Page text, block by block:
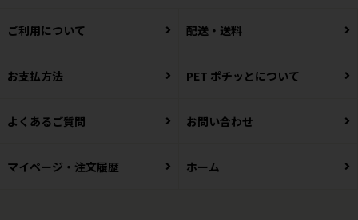
ご利用について 配送・送料
お支払方法 PET ポチッとについて
よくあるご質問 お問い合わせ
マイページ・注文履歴 ホーム